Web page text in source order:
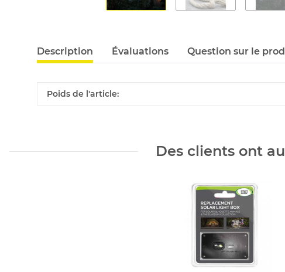
Description Évaluations Question sur le
#productDetails.itemInformation#
#productDetails.itemValue#
Poids de l'article:
Des clients ont